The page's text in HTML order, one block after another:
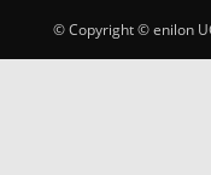
© Copyright © enilon